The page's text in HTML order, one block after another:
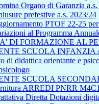
Organo di Garanzia
prefestive a.s. 2023/24
PTOF 22-25
al Programma
DI FORMAZIONE AL
SCUOLA INFANZIA
di didattica orientante e
SCUOLA
ARREDI PNRR
Diretta Dotazioni